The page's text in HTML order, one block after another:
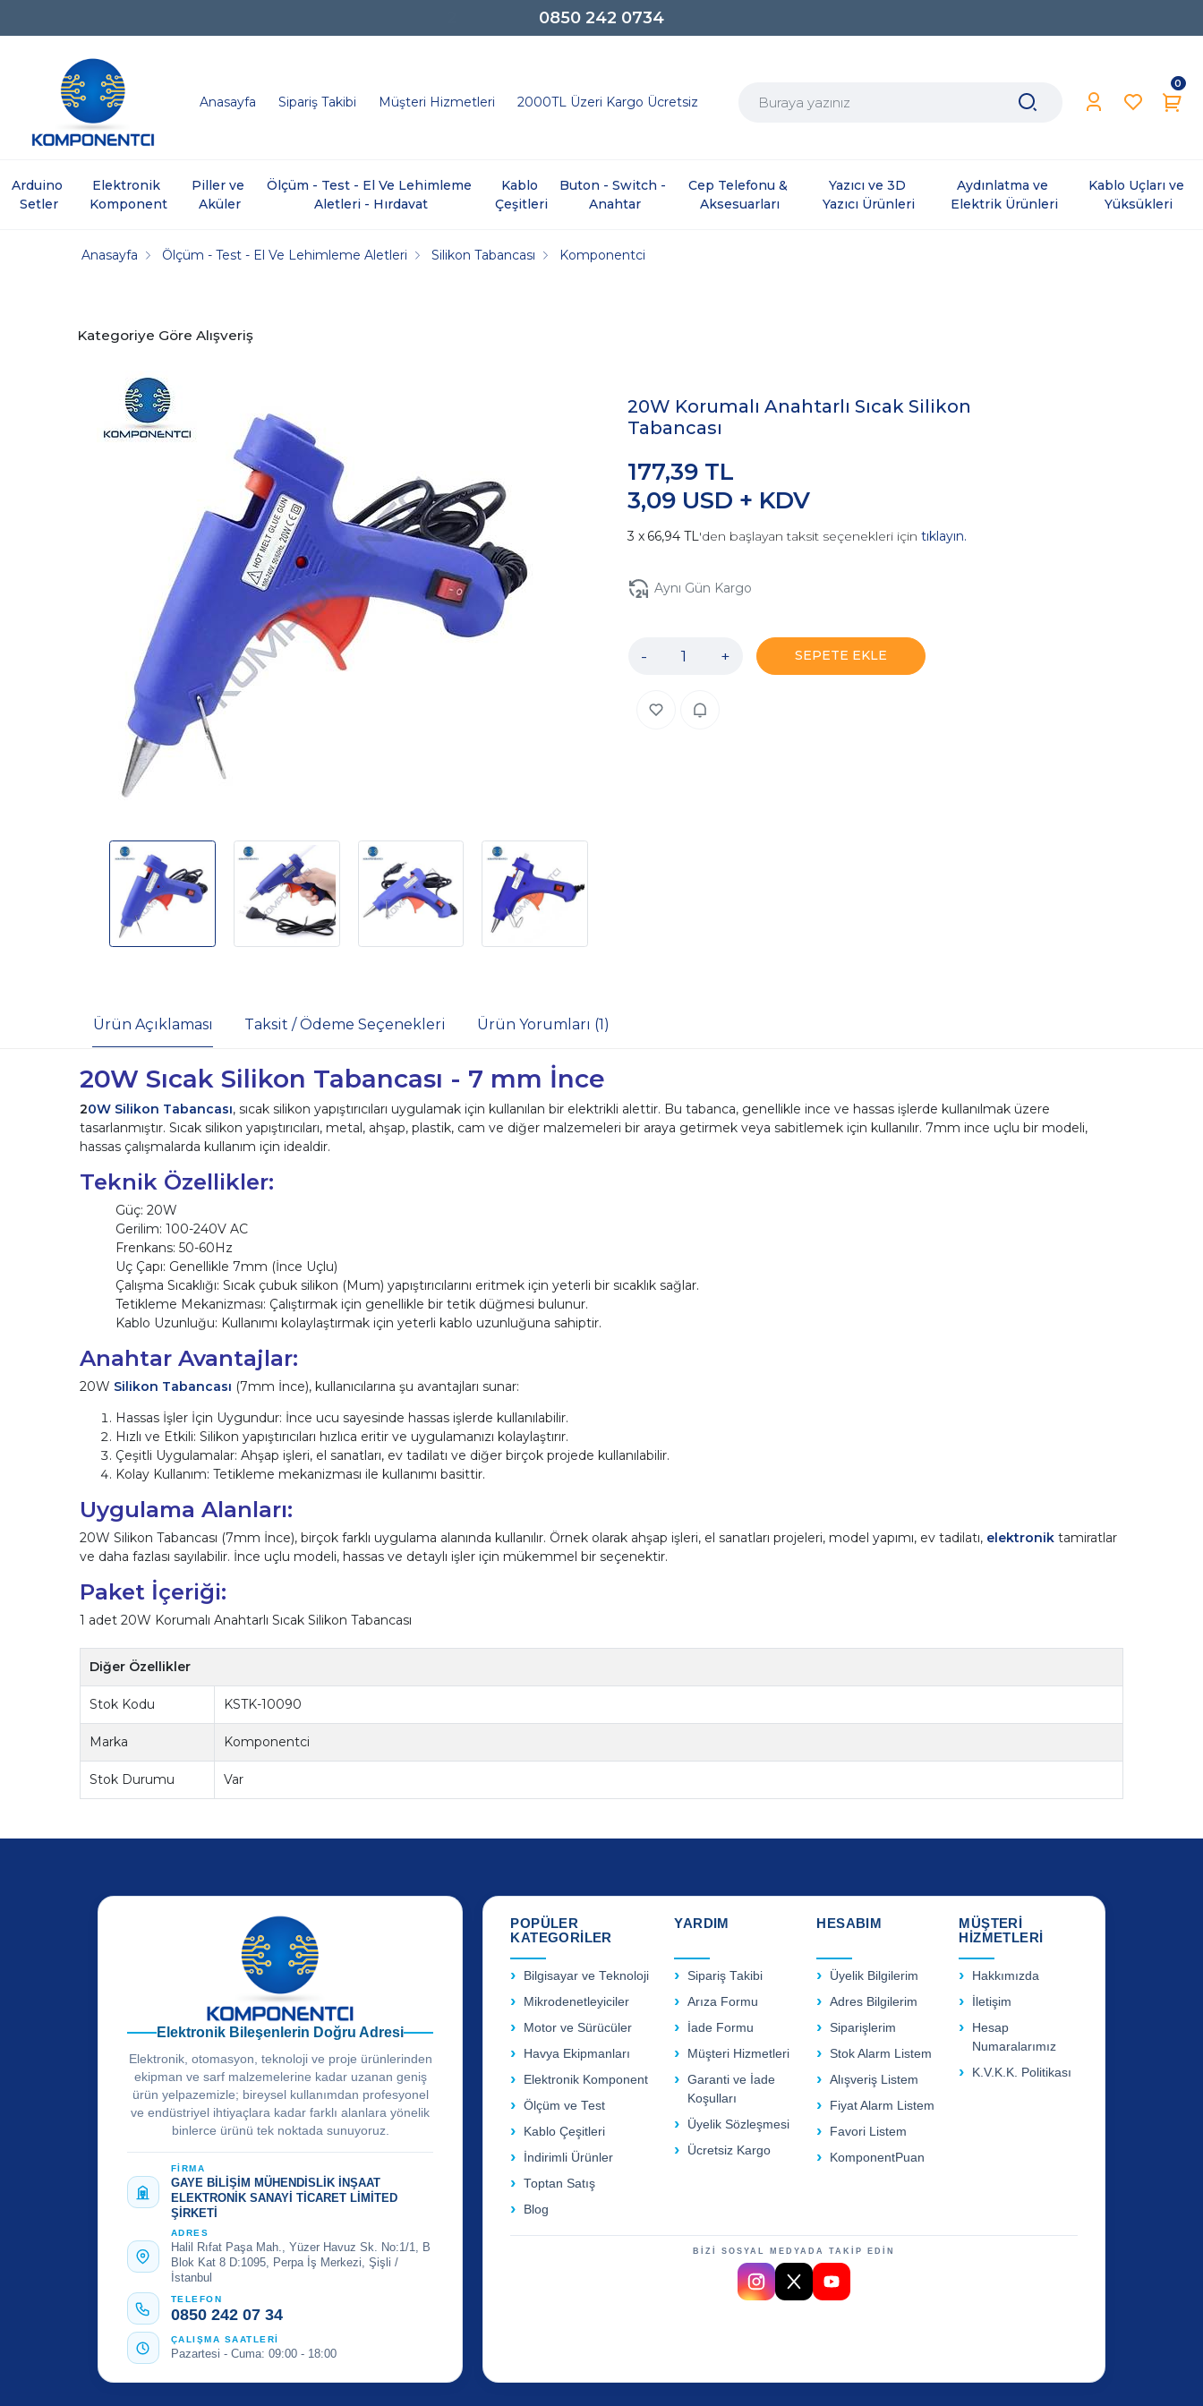
0850 242 0734
Anasayfa Sipariş Takibi Müşteri Hizmetleri 2000TL Üzeri Kargo Ücretsiz
0
Arduino
Setler
Elektronik
Komponent
Piller ve
Aküler
Ölçüm - Test - El Ve Lehimleme
Aletleri - Hırdavat
Kablo
Çeşitleri
Buton - Switch -
Anahtar
Cep Telefonu &
Aksesuarları
Yazıcı ve 3D
Yazıcı Ürünleri
Aydınlatma ve
Elektrik Ürünleri
Kablo Uçları ve
Yüksükleri
Anasayfa Ölçüm - Test - El Ve Lehimleme Aletleri Silikon Tabancası Komponentci
Kategoriye Göre Alışveriş
20W Korumalı Anahtarlı Sıcak Silikon
Tabancası
3,09 USD + KDV
177,39 TL
66,94 TL'den başlayan taksit seçenekleri için tıklayın.
Aynı Gün Kargo
- + SEPETE EKLE
Ürün Açıklaması Taksit / Ödeme Seçenekleri Ürün Yorumları (1)
20W Sıcak Silikon Tabancası - 7 mm İnce
20W Silikon Tabancası, sıcak silikon yapıştırıcıları uygulamak için kullanılan bir elektrikli alettir. Bu tabanca, genellikle ince ve hassas işlerde kullanılmak üzere
tasarlanmıştır. Sıcak silikon yapıştırıcıları, metal, ahşap, plastik, cam ve diğer malzemeleri bir araya getirmek veya sabitlemek için kullanılır. 7mm ince uçlu bir modeli,
hassas çalışmalarda kullanım için idealdir.
Teknik Özellikler:
Güç: 20W
Gerilim: 100-240V AC
Frenkans: 50-60Hz
Uç Çapı: Genellikle 7mm (İnce Uçlu)
Çalışma Sıcaklığı: Sıcak çubuk silikon (Mum) yapıştırıcılarını eritmek için yeterli bir sıcaklık sağlar.
Tetikleme Mekanizması: Çalıştırmak için genellikle bir tetik düğmesi bulunur.
Kablo Uzunluğu: Kullanımı kolaylaştırmak için yeterli kablo uzunluğuna sahiptir.
Anahtar Avantajlar:
20W Silikon Tabancası (7mm İnce), kullanıcılarına şu avantajları sunar:
Hassas İşler İçin Uygundur: İnce ucu sayesinde hassas işlerde kullanılabilir.
Hızlı ve Etkili: Silikon yapıştırıcıları hızlıca eritir ve uygulamanızı kolaylaştırır.
Çeşitli Uygulamalar: Ahşap işleri, el sanatları, ev tadilatı ve diğer birçok projede kullanılabilir.
Kolay Kullanım: Tetikleme mekanizması ile kullanımı basittir.
Uygulama Alanları:
20W Silikon Tabancası (7mm İnce), birçok farklı uygulama alanında kullanılır. Örnek olarak ahşap işleri, el sanatları projeleri, model yapımı, ev tadilatı, elektronik tamiratlar
ve daha fazlası sayılabilir. İnce uçlu modeli, hassas ve detaylı işler için mükemmel bir seçenektir.
Paket İçeriği:
1 adet 20W Korumalı Anahtarlı Sıcak Silikon Tabancası
Diğer Özellikler
Stok Kodu KSTK-10090
Marka Komponentci
Stok Durumu Var
Elektronik Bileşenlerin Doğru Adresi
Elektronik, otomasyon, teknoloji ve proje ürünlerinden
ekipman ve sarf malzemelerine kadar uzanan geniş
ürün yelpazemizle; bireysel kullanımdan profesyonel
ve endüstriyel ihtiyaçlara kadar farklı alanlara yönelik
binlerce ürünü tek noktada sunuyoruz.
FİRMA
GAYE BİLİŞİM MÜHENDİSLİK İNŞAAT
ELEKTRONİK SANAYİ TİCARET LİMİTED
ŞİRKETİ
ADRES
Halil Rıfat Paşa Mah., Yüzer Havuz Sk. No:1/1, B
Blok Kat 8 D:1095, Perpa İş Merkezi, Şişli /
İstanbul
TELEFON
0850 242 07 34
ÇALIŞMA SAATLERİ
Pazartesi - Cuma: 09:00 - 18:00
POPÜLER
KATEGORİLER
Bilgisayar ve Teknoloji
Mikrodenetleyiciler
Motor ve Sürücüler
Havya Ekipmanları
Elektronik Komponent
Ölçüm ve Test
Kablo Çeşitleri
İndirimli Ürünler
Toptan Satış
Blog
YARDIM
Sipariş Takibi
Arıza Formu
İade Formu
Müşteri Hizmetleri
Garanti ve İade
Koşulları
Üyelik Sözleşmesi
Ücretsiz Kargo
HESABIM
Üyelik Bilgilerim
Adres Bilgilerim
Siparişlerim
Stok Alarm Listem
Alışveriş Listem
Fiyat Alarm Listem
Favori Listem
KomponentPuan
MÜŞTERİ
HİZMETLERİ
Hakkımızda
İletişim
Hesap
Numaralarımız
K.V.K.K. Politikası
BİZİ SOSYAL MEDYADA TAKİP EDİN